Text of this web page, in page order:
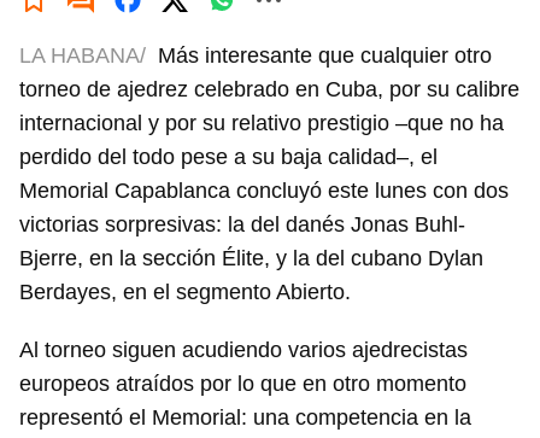
LA HABANA/ Más interesante que cualquier otro
torneo de ajedrez celebrado en Cuba, por su calibre
internacional y por su relativo prestigio –que no ha
perdido del todo pese a su baja calidad–, el
Memorial Capablanca concluyó este lunes con dos
victorias sorpresivas: la del danés Jonas Buhl-
Bjerre, en la sección Élite, y la del cubano Dylan
Berdayes, en el segmento Abierto.
Al torneo siguen acudiendo varios ajedrecistas
europeos atraídos por lo que en otro momento
representó el Memorial: una competencia en la